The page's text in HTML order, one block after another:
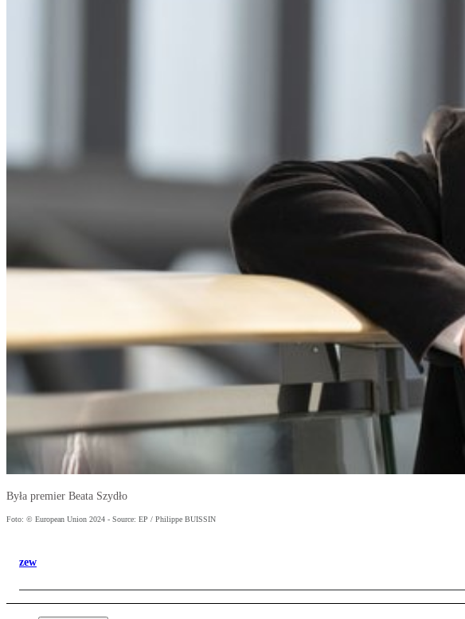
Była premier Beata Szydło
Foto: © European Union 2024 - Source: EP / Philippe BUISSIN
zew